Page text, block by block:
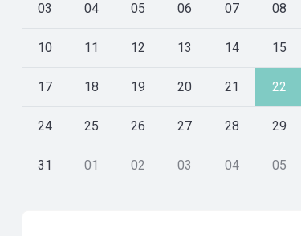
03 04 05 06 07 08
10 11 12 13 14 15
17 18 19 20 21 22
24 25 26 27 28 29
31 01 02 03 04 05